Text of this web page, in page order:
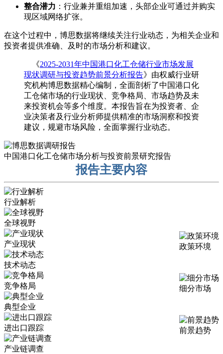
整合潜力 ：行业兼并重组加速，头部企业可通过并购实
现区域网络扩张。
在这个过程中，博思数据将继续关注行业动态，为相关企业和
投资者提供准确、及时的市场分析和建议。
《2025-2031年中国港口化工仓储行业市场发展
现状调研与投资趋势前景分析报告》由权威行业研
究机构博思数据精心编制，全面剖析了中国港口化
工仓储市场的行业现状、竞争格局、市场趋势及未
来投资机会等多个维度。本报告旨在为投资者、企
业决策者及行业分析师提供精准的市场洞察和投资
建议，规避市场风险，全面掌握行业动态。
中国港口化工仓储市场分析与投资前景研究报告
报告主要内容
行业解析
全球视野
政策环境
产业现状
技术动态
细分市场
竞争格局
典型企业
前景趋势
进出口跟踪
产业链调查